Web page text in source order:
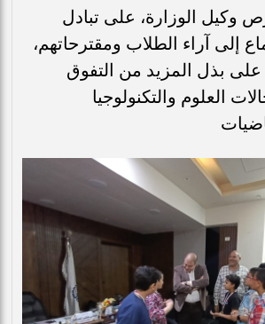
وكيل الوزارة، على تبادل
إلى آراء الطلاب ومقترحاتهم،
بذل المزيد من التفوق
العلوم والتكنولوجيا